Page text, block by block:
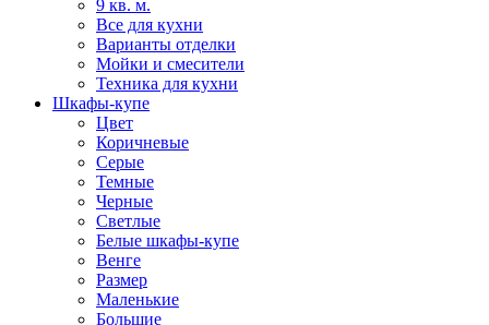
9 кв. м.
Все для кухни
Варианты отделки
Мойки и смесители
Техника для кухни
Шкафы-купе
Цвет
Коричневые
Серые
Темные
Черные
Светлые
Белые шкафы-купе
Венге
Размер
Маленькие
Большие